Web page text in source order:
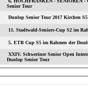
Senior Tour
Dunlop Senior Tour 2017 Kirchen S5
11. Stadtwald-
5. ETB Cup S5 im Rahmen der
XXIV. Schweriner Senior Open International S3 im
Dunlop Senior Tour